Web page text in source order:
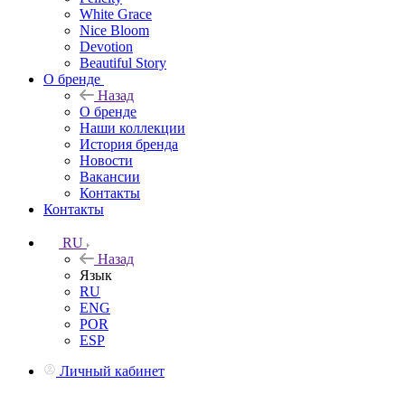
White Grace
Nice Bloom
Devotion
Beautiful Story
О бренде
Назад
О бренде
Наши коллекции
История бренда
Новости
Вакансии
Контакты
Контакты
RU
Назад
Язык
RU
ENG
POR
ESP
Личный кабинет